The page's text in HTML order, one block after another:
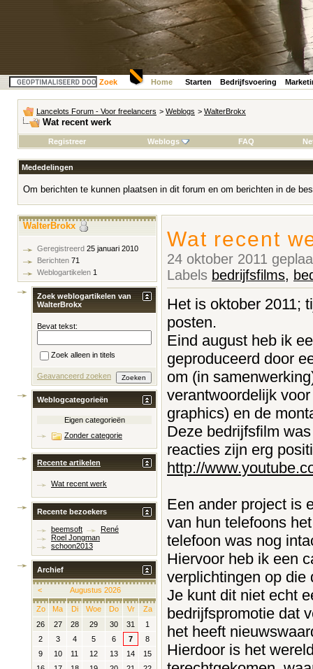
Zoek Home Starten Bedrijfsvoering
Lancelots Forum - Voor freelancers > Weblogs > WalterBrokx
Wat recent werk
Registreer Weblogs FAQ
Mededelingen
Om berichten te kunnen plaatsen in dit forum en om berichten in de
Wat recent
24 oktober 2011
Labels bedrijfsfilms,
Het is oktober 2011;
posten.
Eind august heb ik
geproduceerd door
om (in
verantwoordelijk
graphics) en de
Deze bedrijfsfilm
reacties zijn erg
http://
Een ander project is
van hun telefoons
telefoon was nog
Hiervoor heb ik een
verplichtingen op die
Je kunt dit niet echt
bedrijfspromotie dat
het heeft
Hierdoor is het
WalterBrokx
Geregistreerd 25 januari 2010
Berichten 71
Weblogartikelen 1
Zoek weblogartikelen van
WalterBrokx
Bevat tekst:
Zoek alleen in titels
Geavanceerd zoeken
Weblogcategorieën
Eigen categorieën
Zonder categorie
Recente artikelen
Wat recent werk
Recente bezoekers
beemsoft
René
Roel Jongman
schoon2013
Archief
< Augustus 2026
Zo Ma Di Woe Do Vr
Za
26
27 28 29 30 31
1
2
3 4 5 6 7
8
9
10 11 12 13 14
15